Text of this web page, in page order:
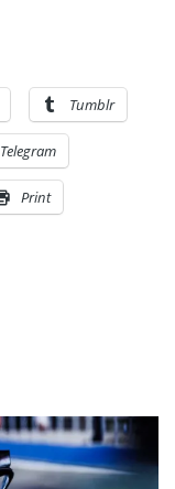
Tumblr
Telegram
Print